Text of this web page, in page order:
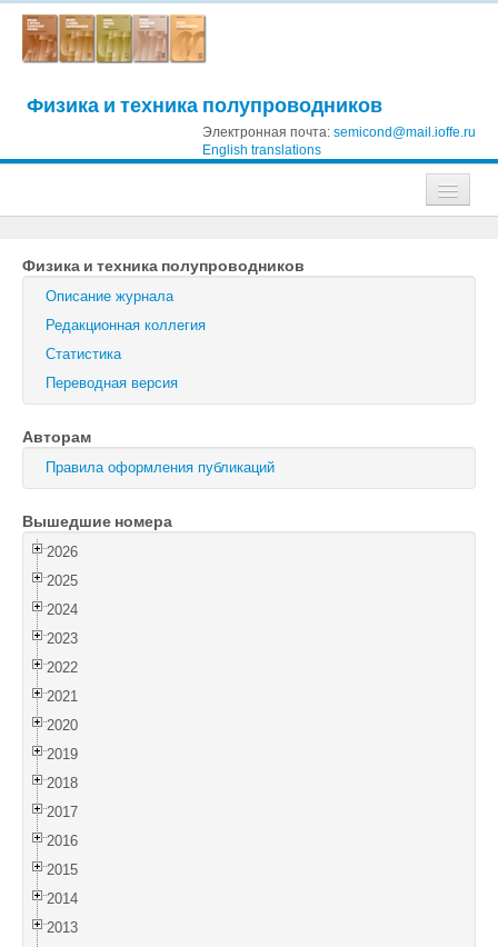
Физика и техника полупроводников
Электронная почта: semicond@mail.ioffe.ru
English translations
Журнал технической физики
Письма в Журнал технической физики
Физика твердого тела
Физика и техника полупроводников
Оптика и спектроскопия
Поиск
Войти
Физика и техника полупроводников
Описание журнала
Редакционная коллегия
Статистика
Переводная версия
Авторам
Правила оформления публикаций
Вышедшие номера
2026
2025
2024
2023
2022
2021
2020
2019
2018
2017
2016
2015
2014
2013